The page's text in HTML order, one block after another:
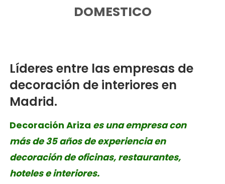
DOMESTICO
Líderes entre las empresas de
decoración de interiores en
Madrid.
Decoración Ariza es una empresa con
más de 35 años de experiencia en
decoración de oficinas, restaurantes,
hoteles e interiores.